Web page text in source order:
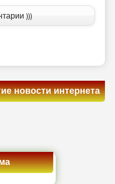
)))
новости интернета